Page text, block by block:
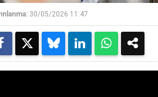
30/05/2026 11:47